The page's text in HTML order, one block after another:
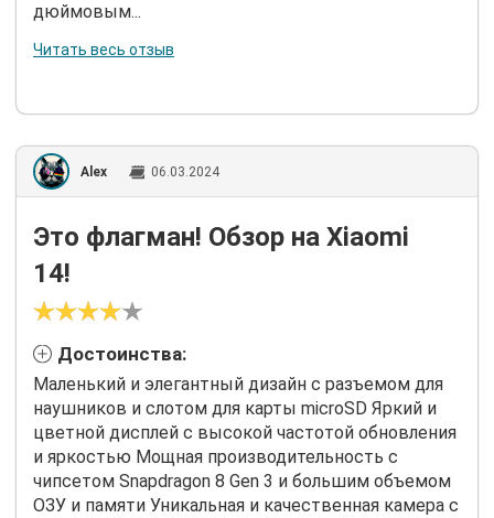
дюймовым...
Читать весь отзыв
Alex 06.03.2024
Это флагман! Обзор на Xiaomi
14!
Достоинства:
Маленький и элегантный дизайн с разъемом для
наушников и слотом для карты microSD Яркий и
цветной дисплей с высокой частотой обновления
и яркостью Мощная производительность с
чипсетом Snapdragon 8 Gen 3 и большим объемом
ОЗУ и памяти Уникальная и качественная камера с